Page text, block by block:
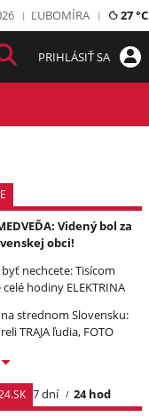
ĽUBOMÍRA 27 °C
PRIHLÁSIŤ SA
Videný bol za
obci!
nechcete: Tisícom
hodiny ELEKTRINA
strednom Slovensku:
TRAJA ľudia, FOTO
7 dní
24 hod